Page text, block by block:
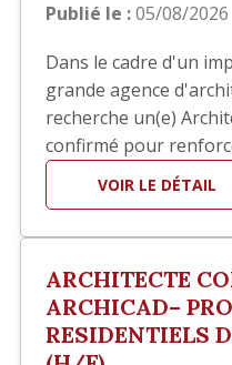
Publié le :05/08/2026
Dans le cadre d'un
grande agence
recherche un(e)
confirmé pour
EXE. Vos missions
principalement sur la
repérage. Production
VOIR LE DÉTAIL
ARCHITECTE
ARCHICAD–
RESIDENTIELS